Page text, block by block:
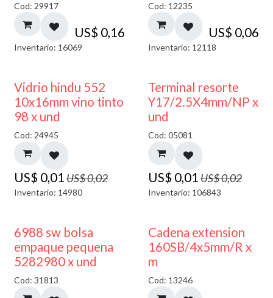
Cod: 29917
US$ 0,16
Inventario: 16069
Cod: 12235
US$ 0,06
Inventario: 12118
40% DESCUENTO
Vidrio hindu 552
10x16mm vino tinto
98 x und
Cod: 24945
US$ 0,01 US$0,02
Inventario: 14980
50% DESCUENTO
Terminal resorte
Y17/2.5X4mm/NP x
und
Cod: 05081
US$ 0,01 US$0,02
Inventario: 106843
6988 sw bolsa
empaque pequena
5282980 x und
Cod: 31813
Cadena extension
160SB/4x5mm/R x
m
Cod: 13246